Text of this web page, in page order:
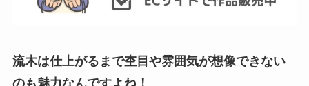
流木は仕上がるまで杢目や雰囲気が想像できない